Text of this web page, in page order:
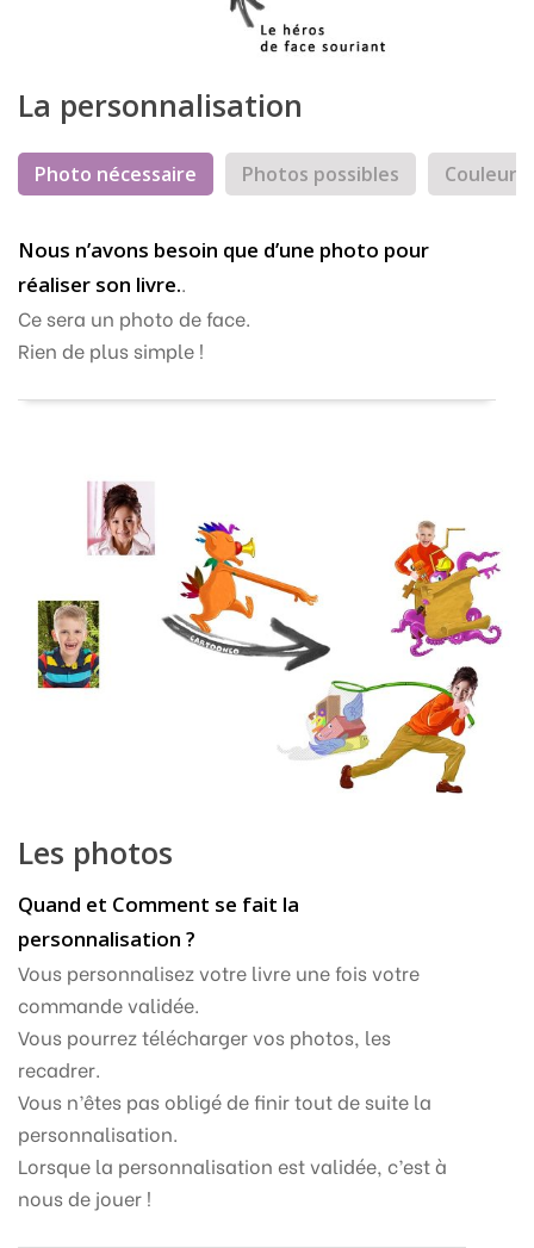
La personnalisation
Photo nécessaire Photos possibles Couleur
Nous n’avons besoin que d’une photo pour
réaliser son livre.
Ce sera un photo de face.
Rien de plus simple !
Les photos
Quand et Comment se fait la
personnalisation ?
Vous personnalisez votre livre une fois votre
commande validée.
Vous pourrez télécharger vos photos, les
recadrer.
Vous n’êtes pas obligé de finir tout de suite la
personnalisation.
Lorsque la personnalisation est validée, c’est à
nous de jouer !